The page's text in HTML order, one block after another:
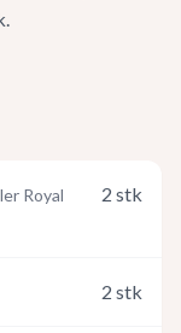
Royal
2 stk
2 stk